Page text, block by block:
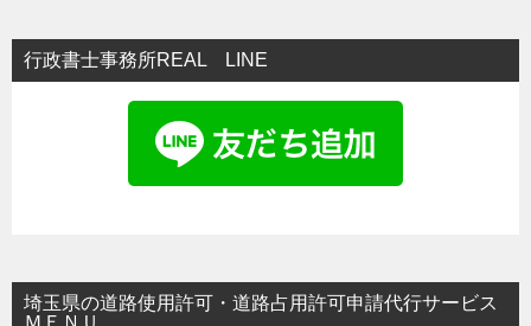
行政書士事務所REAL LINE
埼玉県の道路使用許可・道路占用許可申請代行サービス
ＭＥＮＵ